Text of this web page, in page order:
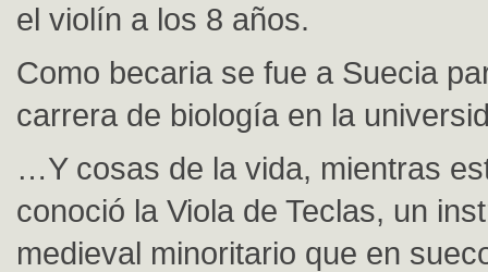
el violín a los 8 años.
Como becaria se fue a Suecia
carrera de biología en la
…Y cosas de la vida, mientras
conoció la Viola de Teclas, un
medieval minoritario que en